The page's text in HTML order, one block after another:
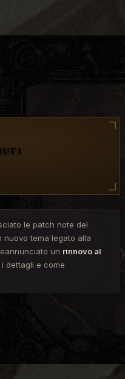
le patch note del
nuovo tema legato alla
un rinnovo al
dettagli e come
SEGUACI
NOTE: